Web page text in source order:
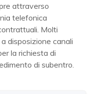
attraverso
telefonica
Molti
disposizione canali
la richiesta di
di subentro.